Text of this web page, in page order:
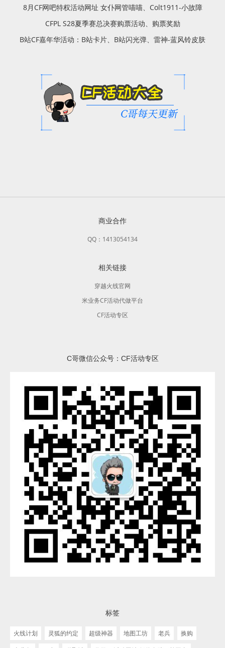
8月CF网吧特权活动网址 女仆网管喵喵、Colt1911-小故障
CFPL S28夏季赛总决赛购票活动、购票奖励
B站CF嘉年华活动：B站卡片、B站闪光弹、雷神-蓝风铃皮肤
商业合作
QQ：1413054134
相关链接
穿越火线官网
米业务CF活动代做平台
CF活动专区
C哥微信公众号：CF活动专区
标签
火线计划 灵狐的约定 超级神器 地图工坊 老兵
换购